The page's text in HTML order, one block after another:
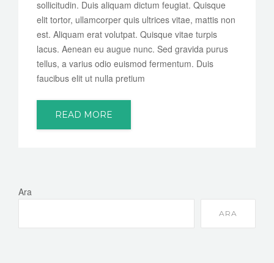
sollicitudin. Duis aliquam dictum feugiat. Quisque
elit tortor, ullamcorper quis ultrices vitae, mattis non
est. Aliquam erat volutpat. Quisque vitae turpis
lacus. Aenean eu augue nunc. Sed gravida purus
tellus, a varius odio euismod fermentum. Duis
faucibus elit ut nulla pretium
READ MORE
Ara
ARA